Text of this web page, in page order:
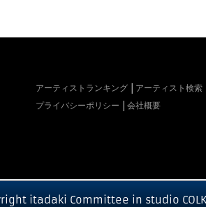
アーティストランキング アーティスト検索
プライバシーポリシー
会社概要
itadaki Committee in studio